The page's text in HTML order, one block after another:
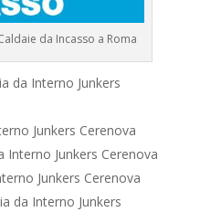
da Incasso a Roma
da Interno Junkers
Junkers Cerenova
Interno Junkers Cerenova
Junkers Cerenova
da Interno Junkers